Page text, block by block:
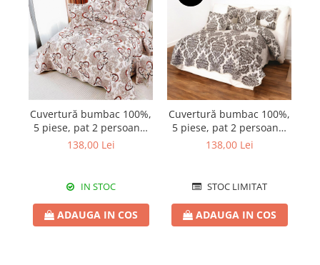
Cuvertură bumbac 100%,
5 piese, pat 2 persoane,
230x250 cm, CB449
138,00 Lei
IN STOC
ADAUGA IN COS
Cuvertură bumbac 100%,
5 piese, pat 2 persoane,
230x250 cm, CBS18
138,00 Lei
STOC LIMITAT
ADAUGA IN COS